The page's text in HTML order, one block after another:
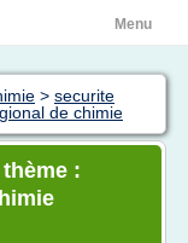
Menu
> securite
de chimie
: